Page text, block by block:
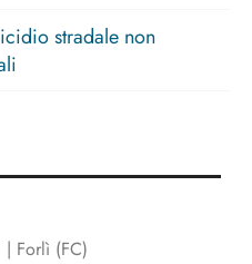
stradale non
Forlì (FC)